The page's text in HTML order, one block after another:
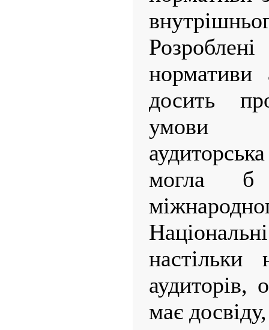
нормативи
досить
умови
могла б
аудиторів,
має